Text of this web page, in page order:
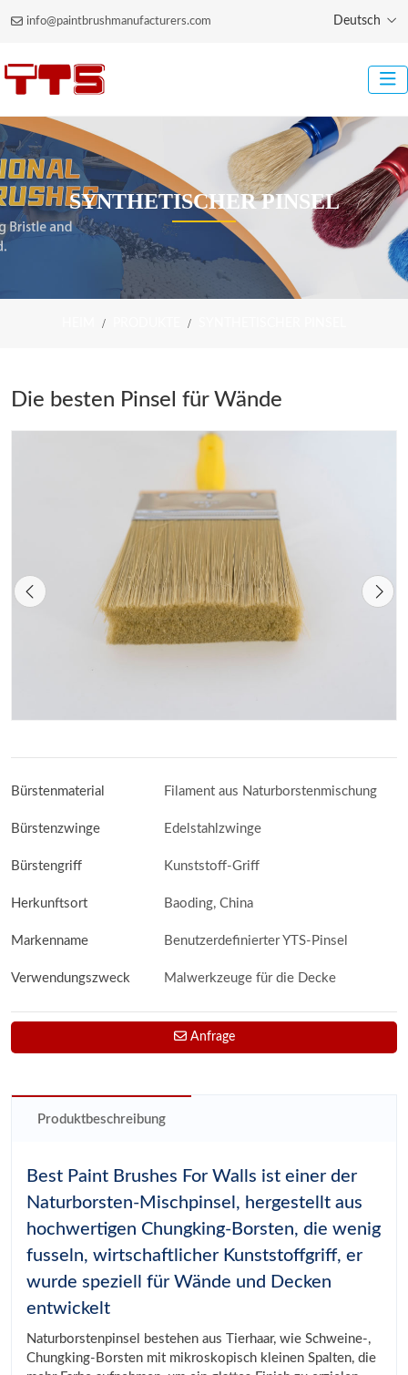
info@paintbrushmanufacturers.com Deutsch
SYNTHETISCHER PINSEL
Die besten Pinsel für Wände
Bürstenmaterial Filament aus Naturborstenmischung
Bürstenzwinge Edelstahlzwinge
Bürstengriff Kunststoff-Griff
Herkunftsort Baoding, China
Markenname Benutzerdefinierter YTS-Pinsel
Verwendungszweck Malwerkzeuge für die Decke
Anfrage
Produktbeschreibung
Best Paint Brushes For Walls ist einer der
Naturborsten-Mischpinsel, hergestellt aus
hochwertigen Chungking-Borsten, die wenig
fusseln, wirtschaftlicher Kunststoffgriff, er
wurde speziell für Wände und Decken
entwickelt
Naturborstenpinsel bestehen aus Tierhaar, wie Schweine-,
Chungking-Borsten mit mikroskopisch kleinen Spalten, die